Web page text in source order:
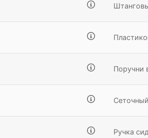
Поручни
Ручка